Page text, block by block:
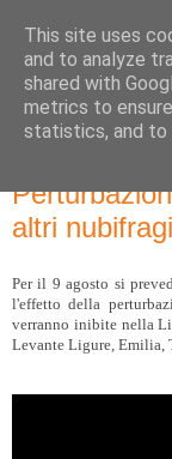
altri
Per il 9 agosto si
l'effetto della
verranno inibite nella
Levante Ligure, Emilia,
This site uses
and to analyze
shared with
metrics to
statistics, and to